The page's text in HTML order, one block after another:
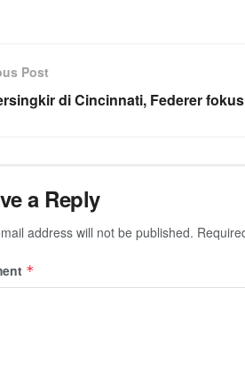
Post
di Cincinnati, Federer
a Reply
address will not be published.
*